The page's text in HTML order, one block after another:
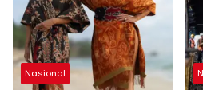
Nasional